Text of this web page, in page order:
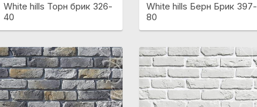
White hills Торн брик 326-
40
White hills Берн Брик 397-
80